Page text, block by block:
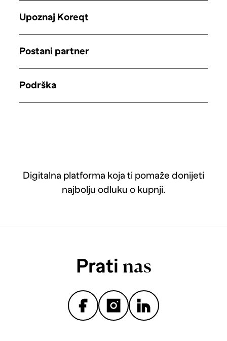
Digitalna platforma koja ti pomaže donijeti
najbolju odluku o kupnji.
Upoznaj Koreqt
Postani partner
Podrška
Prati nas